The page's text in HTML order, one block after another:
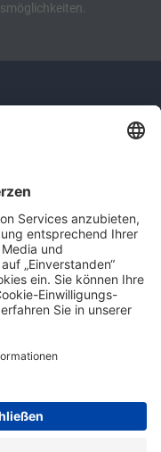
und
Online-